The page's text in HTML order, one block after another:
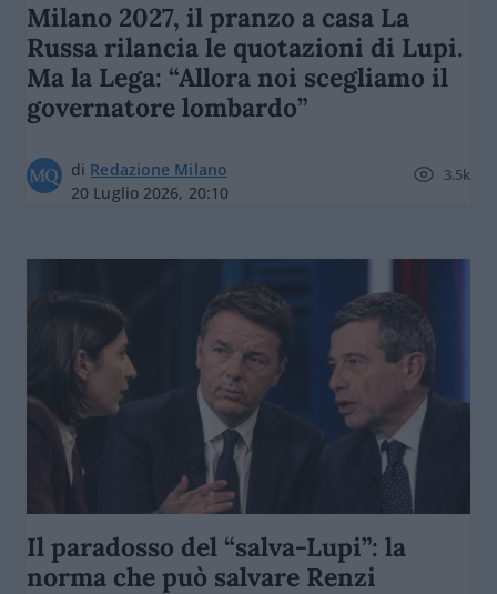
Milano 2027, il pranzo a casa La
Russa rilancia le quotazioni di Lupi.
Ma la Lega: “Allora noi scegliamo il
governatore lombardo”
di Redazione Milano
20 Luglio 2026, 20:10
3.5k
Il paradosso del “salva-Lupi”: la
norma che può salvare Renzi